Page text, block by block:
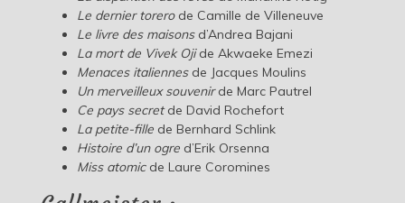
Le dernier torerode Camille de Villeneuve
Le livre des maisonsd’Andrea Bajani
La mort de Vivek Ojide Akwaeke Emezi
Menaces italiennesde Jacques Moulins
Un merveilleux souvenirde Marc Pautrel
Ce pays secretde David Rochefort
La petite-fillede Bernhard Schlink
Histoire d’un ogred’Erik Orsenna
Miss atomicde Laure Coromines